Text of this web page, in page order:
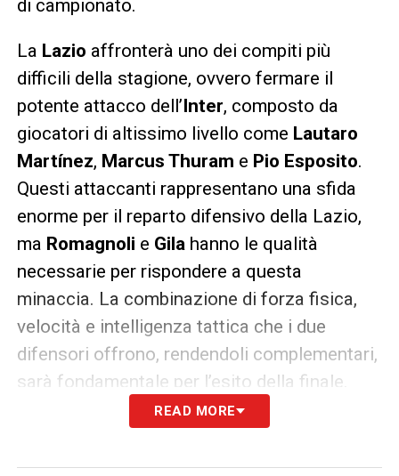
di campionato.
La Lazio affronterà uno dei compiti più
difficili della stagione, ovvero fermare il
potente attacco dell’Inter, composto da
giocatori di altissimo livello come Lautaro
Martínez, Marcus Thuram e Pio Esposito.
Questi attaccanti rappresentano una sfida
enorme per il reparto difensivo della Lazio,
ma Romagnoli e Gila hanno le qualità
necessarie per rispondere a questa
minaccia. La combinazione di forza fisica,
velocità e intelligenza tattica che i due
difensori offrono, rendendoli complementari,
sarà fondamentale per l’esito della finale.
Lazio, futuro incerto per Romagnoli
READ MORE